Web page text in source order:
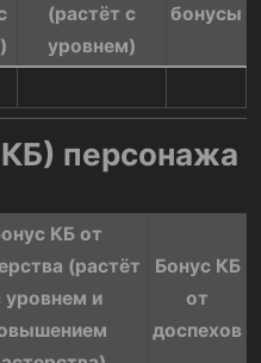
(растёт с
уровнем)​
бонусы​
персонажа
КБ от
(растёт
уровнем и
Бонус КБ
от
доспехов​